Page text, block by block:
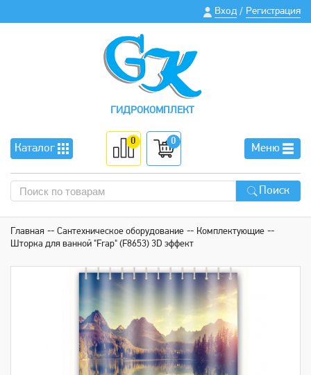
Вход / Регистрация
ГИДРОКОМПЛЕКТ
Каталог
0 0
Меню
Поиск
Главная Сантехническое оборудование
Комплектующие
Шторка для ванной "Frap" (F8653) 3D эффект